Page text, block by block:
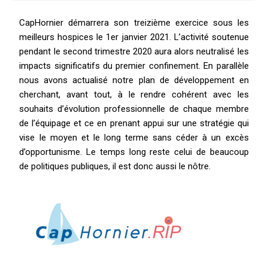
CapHornier démarrera son treizième exercice sous les
meilleurs hospices le 1er janvier 2021. L’activité soutenue
pendant le second trimestre 2020 aura alors neutralisé les
impacts significatifs du premier confinement. En parallèle
nous avons actualisé notre plan de développement en
cherchant, avant tout, à le rendre cohérent avec les
souhaits d’évolution professionnelle de chaque membre
de l’équipage et ce en prenant appui sur une stratégie qui
vise le moyen et le long terme sans céder à un excès
d’opportunisme. Le temps long reste celui de beaucoup
de politiques publiques, il est donc aussi le nôtre.